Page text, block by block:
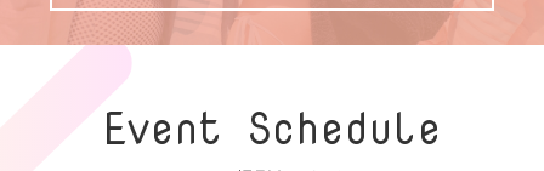
Event Schedule